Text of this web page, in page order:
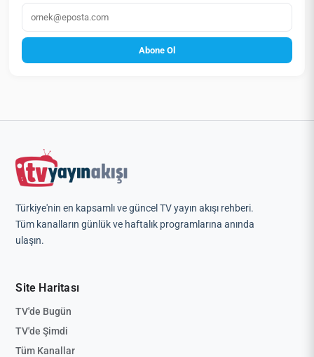
E‑posta
Abone Ol
Türkiye'nin en kapsamlı ve güncel TV yayın akışı rehberi.
Tüm kanalların günlük ve haftalık programlarına anında
ulaşın.
Site Haritası
TV'de Bugün
TV'de Şimdi
Tüm Kanallar